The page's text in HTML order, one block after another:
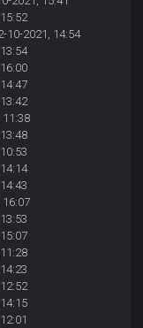
10-2021, 14:54
11:38
16:07